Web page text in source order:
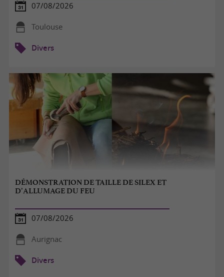
07/08/2026
Toulouse
Divers
DÉMONSTRATION DE TAILLE DE SILEX ET
D’ALLUMAGE DU FEU
07/08/2026
Aurignac
Divers